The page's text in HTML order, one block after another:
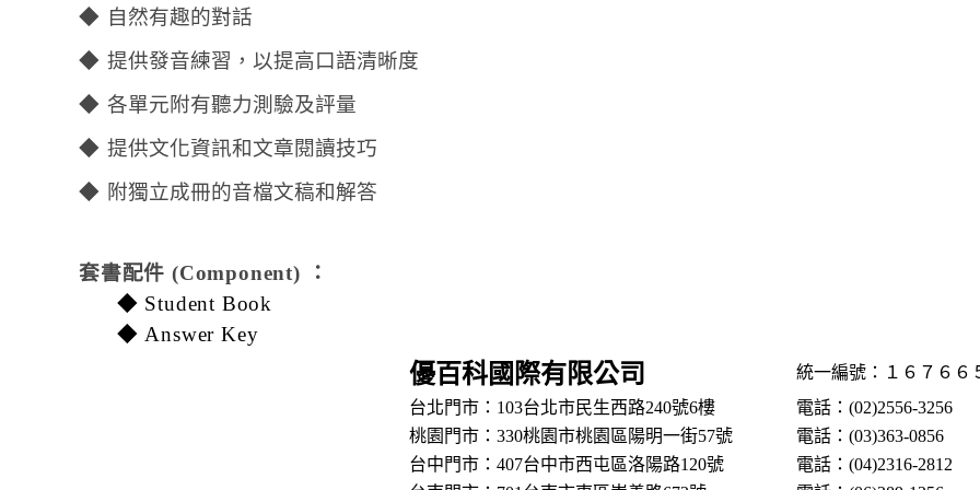
◆ 自然有趣的對話
◆ 提供發音練習，以提高口語清晰度
◆ 各單元附有聽力測驗及評量
◆ 提供文化資訊和文章閱讀技巧
◆ 附獨立成冊的音檔文稿和解答
套書配件 (Component) ：
◆ Student Book
◆ Answer Key
優百科國際有限公司
統一編號：１６７６６
台北門市：103台北市民生西路240號6樓
電話：(02)2556-3256
桃園門市：330桃園市桃園區陽明一街57號
電話：(03)363-0856
台中門市：407台中市西屯區洛陽路120號
電話：(04)2316-2812